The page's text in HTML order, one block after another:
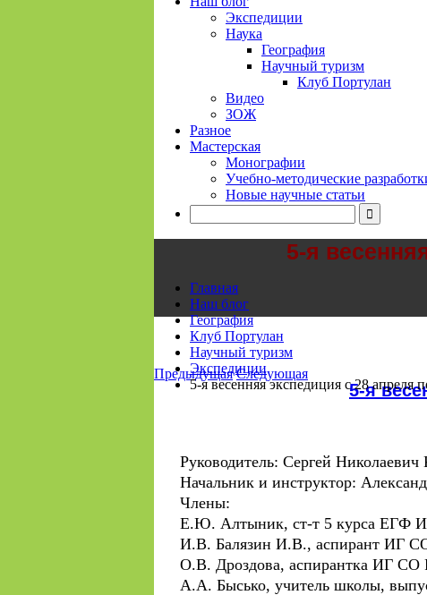
Экспедиции
Наука
География
Научный туризм
Клуб Портулан
Видео
ЗОЖ
Разное
Мастерская
Монографии
Учебно-методические
Новые научные статьи
5-я
Главная
Наш блог
География
Клуб Портулан
Научный туризм
Экспедиции
5-я весенняя экспедиция с 28 апреля
Предыдущая Следующая
5-я
Руководитель: Сергей Николаевич
Начальник и инструктор:
Члены:
Е.Ю. Алтыник, ст-т 5 курса ЕГФ
И.В. Балязин И.В., аспирант ИГ
О.В. Дроздова, аспирантка ИГ
А.А. Бысько, учитель школы,